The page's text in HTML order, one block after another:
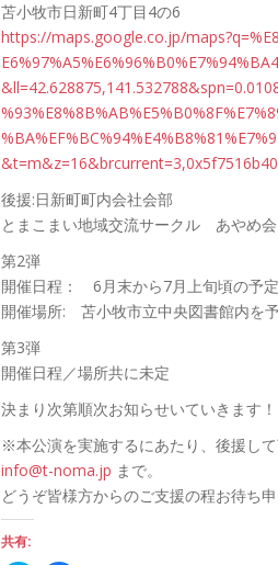
苫小牧市日新町4丁目4の6
https://maps.google.co.jp/maps?q=%E
E6%97%A5%E6%96%B0%E7%
&ll=42.628875,141.532788&spn
%93%E8%8B%AB%E5%B0%8F
%BA%EF%BC%94%E4%B8%81
&t=m&z=16&brcurrent=3,0x5f75
後援:日新町町内会社会部
とまこまい地域交流サークル あやめ会
第2弾
開催日程： 6月末から7月上旬頃の予定
開催場所: 苫小牧市立中央図書館内を予
第3弾
開催日程／場所共に未定
決まり次第順次お知らせいていきます！
※本公演を実施するにあたり、後援し
info@t-noma.jp まで。
どうぞ皆様方からのご支援の程お待ち申
共有: